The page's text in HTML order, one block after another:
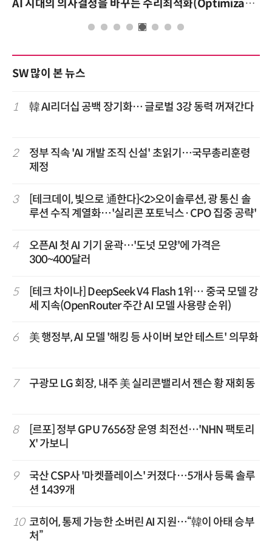
AI 시대의 의사결정을 바꾸는 수리최적화(Optimization): 실제 산업 적용 사례와 활용 전략
SW 많이 본 뉴스
1 韓 AI리더십 공백 장기화… 글로벌 3강 동력 꺼져간다
2
정부 직속 'AI 개발 조직 신설' 초읽기…국무총리훈령
제정
3
[테크데이, 빛으로 通한다]<2>오이솔루션, 광 통신 솔
루션 수직 계열화…'실리콘 포토닉스·CPO 집중 공략'
4
오픈AI 첫 AI 기기 윤곽…'도넛 모양'에 가격은
300~400달러
5
[테크 차이나] DeepSeek V4 Flash 1위… 중국 모델 강
세 지속(OpenRouter 주간 AI 모델 사용량 순위)
6 美 행정부, AI 모델 '해킹 등 사이버 보안 테스트' 의무화
7 구광모 LG 회장, 내주 美 실리콘밸리서 젠슨 황 재회동
8
[르포] 정부 GPU 7656장 운영 최전선…'NHN 팩토리
X' 가보니
9
국산 CSP사 '마켓플레이스' 커졌다…5개사 등록 솔루
션 1439개
10 코히어, 통제 가능한 소버린 AI 지원…“韓이 아태 승부
처”